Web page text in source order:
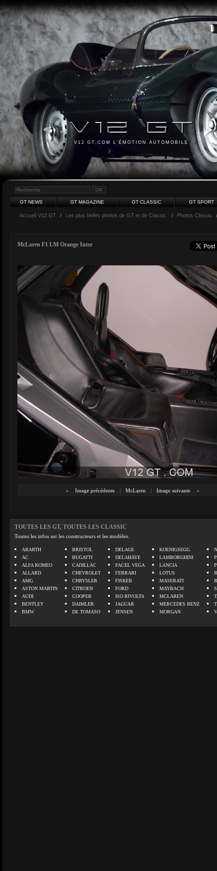
V12 GT.COM L'ÉMOTION AUTOMOBILE
GT NEWS GT MAGAZINE GT CLASSIC GT SPORT
Accueil V12 GT / Les plus belles photos de GT et de Classic. / Photos Classic
McLaren F1 LM Orange Inter
« Image précédente | McLaren | Image suivante »
TOUTES LES GT, TOUTES LES CLASSIC
Toutes les infos sur les constructeurs et les modèles.
ABARTH
AC
ALFA ROMEO
ALLARD
AMG
ASTON MARTIN
AUDI
BENTLEY
BMW
BRISTOL
BUGATTI
CADILLAC
CHEVROLET
CHRYSLER
CITROEN
COOPER
DAIMLER
DE TOMASO
DELAGE
DELAHAYE
FACEL VEGA
FERRARI
FISKER
FORD
ISO RIVOLTA
JAGUAR
JENSEN
KOENIGSEGG
LAMBORGHINI
LANCIA
LOTUS
MASERATI
MAYBACH
MCLAREN
MERCEDES BENZ
MORGAN